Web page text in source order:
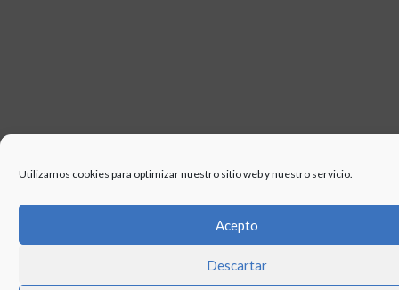
Utilizamos cookies para optimizar nuestro sitio web y nuestro servicio.
Acepto
Descartar